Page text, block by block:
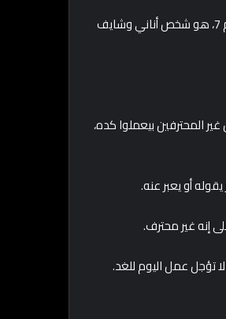
10- “أنا عارف إنت المفروض تمشي، بس خليني أقولك حاجة كمان”: وده بيجمع بين رقم 5، ورقم 7، هو شخص أناني وشايف
المحترفين بيعملوا كده،